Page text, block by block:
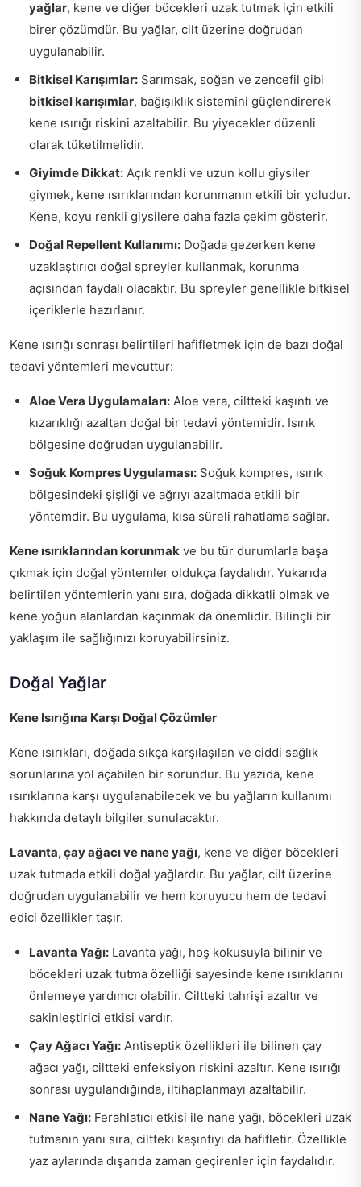
yağlar, kene ve diğer böcekleri uzak tutmak için etkili
birer çözümdür. Bu yağlar, cilt üzerine doğrudan
uygulanabilir.
Bitkisel Karışımlar: Sarımsak, soğan ve zencefil gibi
bitkisel karışımlar, bağışıklık sistemini güçlendirerek
kene ısırığı riskini azaltabilir. Bu yiyecekler düzenli
olarak tüketilmelidir.
Giyimde Dikkat: Açık renkli ve uzun kollu giysiler
giymek, kene ısırıklarından korunmanın etkili bir yoludur.
Kene, koyu renkli giysilere daha fazla çekim gösterir.
Doğal Repellent Kullanımı: Doğada gezerken kene
uzaklaştırıcı doğal spreyler kullanmak, korunma
açısından faydalı olacaktır. Bu spreyler genellikle bitkisel
içeriklerle hazırlanır.
Kene ısırığı sonrası belirtileri hafifletmek için de bazı doğal
tedavi yöntemleri mevcuttur:
Aloe Vera Uygulamaları: Aloe vera, ciltteki kaşıntı ve
kızarıklığı azaltan doğal bir tedavi yöntemidir. Isırık
bölgesine doğrudan uygulanabilir.
Soğuk Kompres Uygulaması: Soğuk kompres, ısırık
bölgesindeki şişliği ve ağrıyı azaltmada etkili bir
yöntemdir. Bu uygulama, kısa süreli rahatlama sağlar.
Kene ısırıklarından korunmak ve bu tür durumlarla başa
çıkmak için doğal yöntemler oldukça faydalıdır. Yukarıda
belirtilen yöntemlerin yanı sıra, doğada dikkatli olmak ve
kene yoğun alanlardan kaçınmak da önemlidir. Bilinçli bir
yaklaşım ile sağlığınızı koruyabilirsiniz.
Doğal Yağlar
Kene Isırığına Karşı Doğal Çözümler
Kene ısırıkları, doğada sıkça karşılaşılan ve ciddi sağlık
sorunlarına yol açabilen bir sorundur. Bu yazıda, kene
ısırıklarına karşı uygulanabilecek ve bu yağların kullanımı
hakkında detaylı bilgiler sunulacaktır.
Lavanta, çay ağacı ve nane yağı, kene ve diğer böcekleri
uzak tutmada etkili doğal yağlardır. Bu yağlar, cilt üzerine
doğrudan uygulanabilir ve hem koruyucu hem de tedavi
edici özellikler taşır.
Lavanta Yağı: Lavanta yağı, hoş kokusuyla bilinir ve
böcekleri uzak tutma özelliği sayesinde kene ısırıklarını
önlemeye yardımcı olabilir. Ciltteki tahrişi azaltır ve
sakinleştirici etkisi vardır.
Çay Ağacı Yağı: Antiseptik özellikleri ile bilinen çay
ağacı yağı, ciltteki enfeksiyon riskini azaltır. Kene ısırığı
sonrası uygulandığında, iltihaplanmayı azaltabilir.
Nane Yağı: Ferahlatıcı etkisi ile nane yağı, böcekleri uzak
tutmanın yanı sıra, ciltteki kaşıntıyı da hafifletir. Özellikle
yaz aylarında dışarıda zaman geçirenler için faydalıdır.